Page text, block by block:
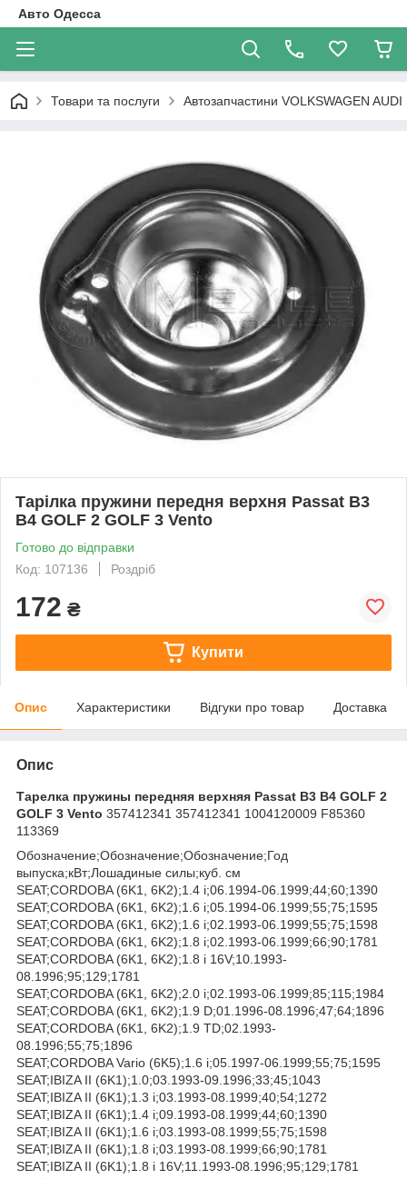
Авто Одесса
Товари та послуги Автозапчастини VOLKSWAGEN AUDI
Тарілка пружини передня верхня Passat B3
B4 GOLF 2 GOLF 3 Vento
Готово до відправки
Код: 107136
Роздріб
172 ₴
Купити
Опис Характеристики Відгуки про товар Доставка
Опис
Тарелка пружины передняя верхняя Passat B3 B4 GOLF 2
GOLF 3 Vento 357412341 357412341 1004120009 F85360
113369
Обозначение;Обозначение;Обозначение;Год
выпуска;кВт;Лошадиные силы;куб. см
SEAT;CORDOBA (6K1, 6K2);1.4 i;06.1994-06.1999;44;60;1390
SEAT;CORDOBA (6K1, 6K2);1.6 i;05.1994-06.1999;55;75;1595
SEAT;CORDOBA (6K1, 6K2);1.6 i;02.1993-06.1999;55;75;1598
SEAT;CORDOBA (6K1, 6K2);1.8 i;02.1993-06.1999;66;90;1781
SEAT;CORDOBA (6K1, 6K2);1.8 i 16V;10.1993-
08.1996;95;129;1781
SEAT;CORDOBA (6K1, 6K2);2.0 i;02.1993-06.1999;85;115;1984
SEAT;CORDOBA (6K1, 6K2);1.9 D;01.1996-08.1996;47;64;1896
SEAT;CORDOBA (6K1, 6K2);1.9 TD;02.1993-
08.1996;55;75;1896
SEAT;CORDOBA Vario (6K5);1.6 i;05.1997-06.1999;55;75;1595
SEAT;IBIZA II (6K1);1.0;03.1993-09.1996;33;45;1043
SEAT;IBIZA II (6K1);1.3 i;03.1993-08.1999;40;54;1272
SEAT;IBIZA II (6K1);1.4 i;09.1993-08.1999;44;60;1390
SEAT;IBIZA II (6K1);1.6 i;03.1993-08.1999;55;75;1598
SEAT;IBIZA II (6K1);1.8 i;03.1993-08.1999;66;90;1781
SEAT;IBIZA II (6K1);1.8 i 16V;11.1993-08.1996;95;129;1781